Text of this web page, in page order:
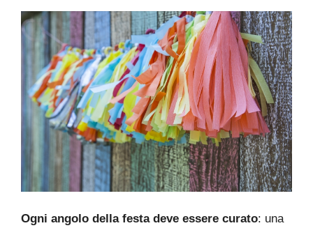
Ogni angolo della festa deve essere curato: una